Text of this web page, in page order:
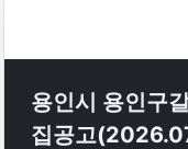
용인시 용인구
집공고